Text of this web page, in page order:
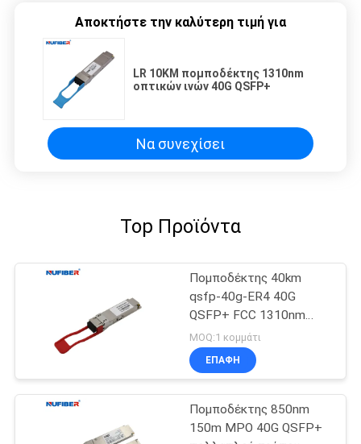
Αποκτήστε την καλύτερη τιμή για
LR 10KM πομποδέκτης 1310nm
οπτικών ινών 40G QSFP+
Να συνεχίσει
Top Προϊόντα
Πομποδέκτης 40km
qsfp-40g-ER4 40G
QSFP+ FCC 1310nm
SMF DDM εγκεκριμένη
MOQ:1 κομμάτι
ΕΠΑΦΉ
Πομποδέκτης 850nm
150m MPO 40G QSFP+